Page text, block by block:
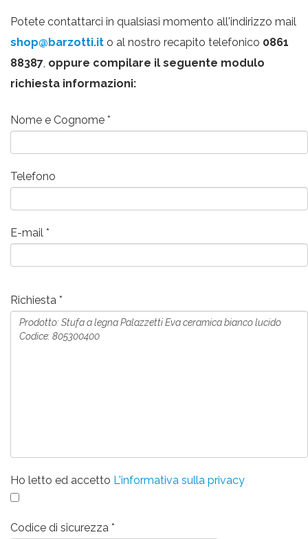
Potete contattarci in qualsiasi momento all'indirizzo mail
shop@barzotti.it o al nostro recapito telefonico 0861
88387, oppure compilare il seguente modulo
richiesta informazioni:
Nome e Cognome
Telefono
E-mail
Richiesta
Ho letto ed accetto L'informativa sulla privacy
Codice di sicurezza